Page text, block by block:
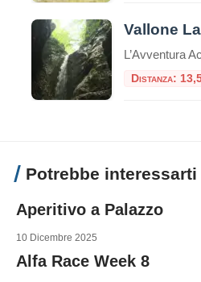
Vallone
Distanza:
Potrebbe interessarti
Aperitivo a Palazzo
10 Dicembre 2025
Alfa Race Week 8